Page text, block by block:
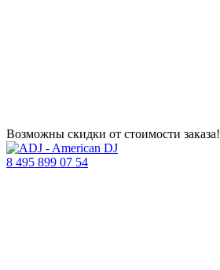
Возможны скидки от стоимости заказа!
8 495 899 07 54